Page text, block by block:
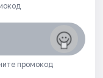
промокод